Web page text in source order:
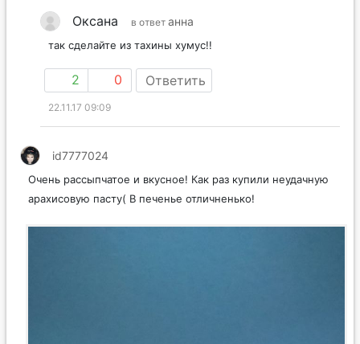
Оксана в ответ анна
так сделайте из тахины хумус!!
2 0 Ответить
22.11.17 09:09
id7777024
Очень рассыпчатое и вкусное! Как раз купили неудачную
арахисовую пасту( В печенье отличненько!